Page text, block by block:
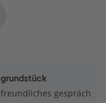
grundstück
freundliches gespräch